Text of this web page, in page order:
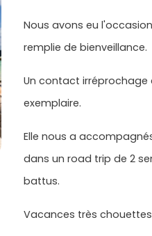
Nous avons eu
remplie de bienveillance.
Un contact irréprochage
exemplaire.
Elle nous a
dans un road trip de 2
battus.
Vacances très